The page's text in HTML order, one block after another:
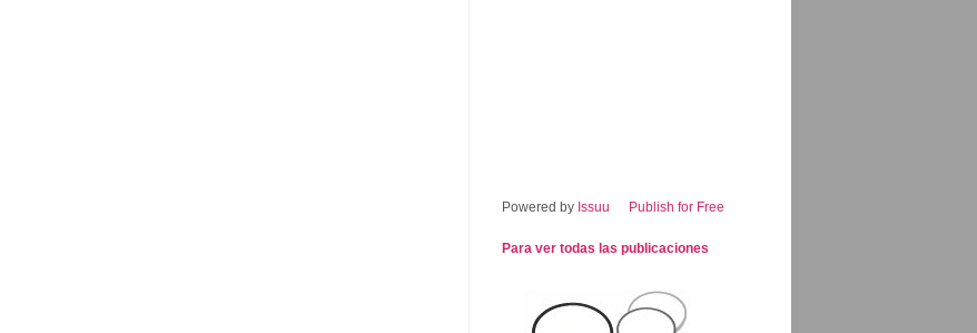
Powered by Issuu Publish for Free
Para ver todas las publicaciones